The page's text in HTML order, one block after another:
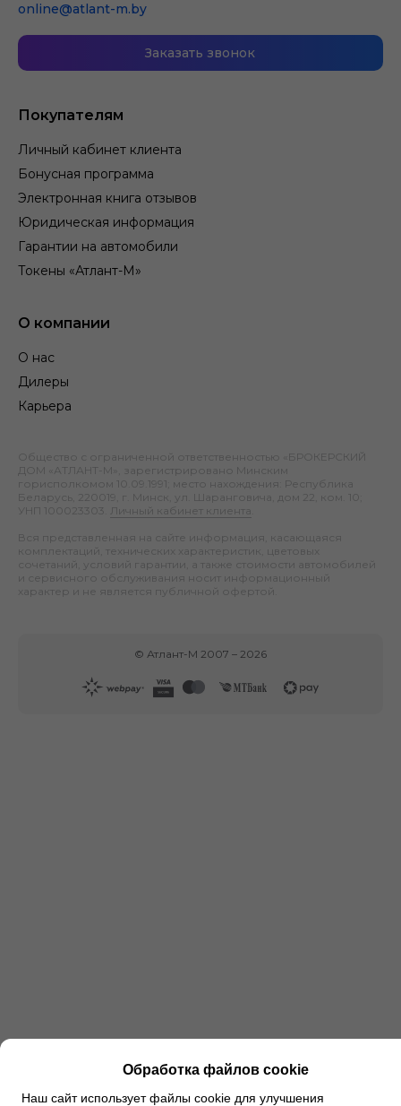
Покупателям
Личный кабинет клиента
Бонусная программа
Электронная книга отзывов
Юридическая информация
Гарантии на автомобили
Токены «Атлант-М»
О компании
О нас
Дилеры
Карьера
online@atlant-m.by
Заказать звонок
Общество с ограниченной ответственностью «БРОКЕРСКИЙ
ДОМ «АТЛАНТ-М», зарегистрировано Минским
горисполкомом 10.09.1991; место нахождения: Республика
Беларусь, 220019, г. Минск, ул. Шаранговича, дом 22, ком. 10;
УНП 100023303.
Личный кабинет клиента
Вся представленная на сайте информация, касающаяся
комплектаций, технических характеристик, цветовых
сочетаний, условий гарантии, а также стоимости автомобилей
и сервисного обслуживания носит информационный
характер и не является публичной офертой.
© Атлант-М 2007 – 2026
Обработка файлов cookie
Наш сайт использует файлы cookie для улучшения